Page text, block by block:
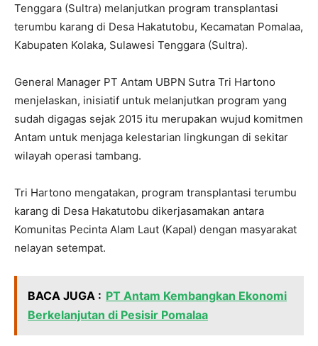
Tenggara (Sultra) melanjutkan program transplantasi
terumbu karang di Desa Hakatutobu, Kecamatan Pomalaa,
Kabupaten Kolaka, Sulawesi Tenggara (Sultra).
General Manager PT Antam UBPN Sutra Tri Hartono
menjelaskan, inisiatif untuk melanjutkan program yang
sudah digagas sejak 2015 itu merupakan wujud komitmen
Antam untuk menjaga kelestarian lingkungan di sekitar
wilayah operasi tambang.
Tri Hartono mengatakan, program transplantasi terumbu
karang di Desa Hakatutobu dikerjasamakan antara
Komunitas Pecinta Alam Laut (Kapal) dengan masyarakat
nelayan setempat.
BACA JUGA : PT Antam Kembangkan Ekonomi
Berkelanjutan di Pesisir Pomalaa